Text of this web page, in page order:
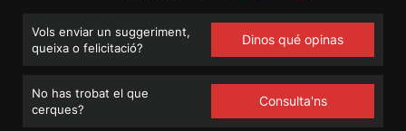
Vols enviar un suggeriment,
queixa o felicitació?
Dinos qué opinas
No has trobat el que
cerques?
Consulta'ns